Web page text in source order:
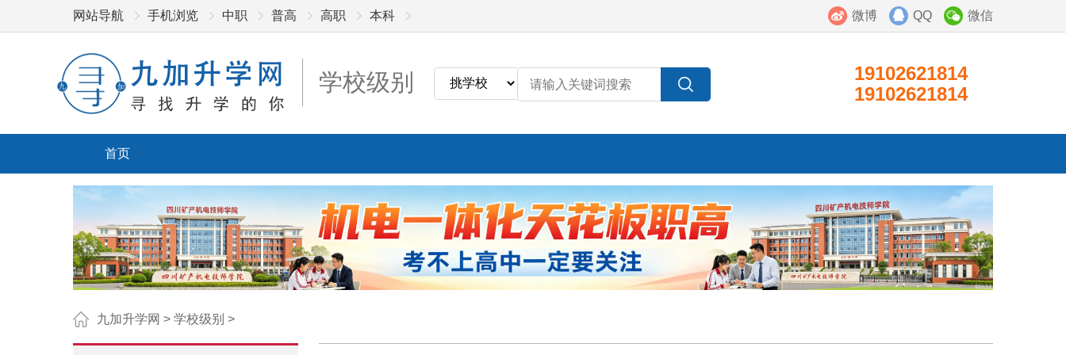
网站导航 手机浏览 中职 普高 高职 本科 微信
QQ
微博
学校级别
19102621814
19102621814
首页
九加升学网 > 学校级别 >